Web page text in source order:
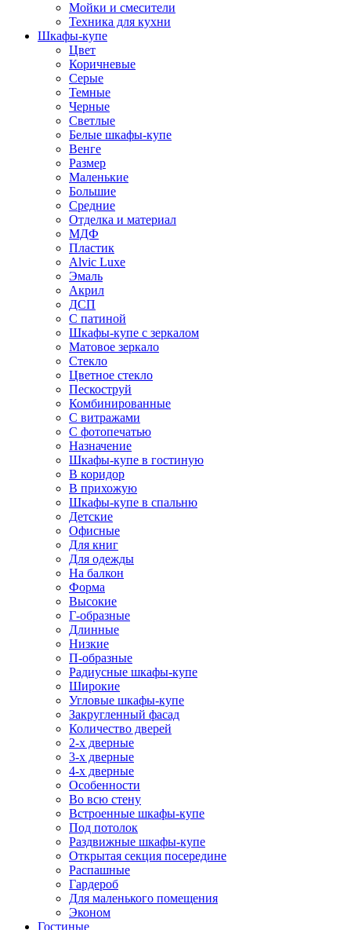
Мойки и смесители
Техника для кухни
Шкафы-купе
Цвет
Коричневые
Серые
Темные
Черные
Светлые
Белые шкафы-купе
Венге
Размер
Маленькие
Большие
Средние
Отделка и материал
МДФ
Пластик
Alvic Luxe
Эмаль
Акрил
ДСП
С патиной
Шкафы-купе с зеркалом
Матовое зеркало
Стекло
Цветное стекло
Пескоструй
Комбинированные
С витражами
С фотопечатью
Назначение
Шкафы-купе в гостиную
В коридор
В прихожую
Шкафы-купе в спальню
Детские
Офисные
Для книг
Для одежды
На балкон
Форма
Высокие
Г-образные
Длинные
Низкие
П-образные
Радиусные шкафы-купе
Широкие
Угловые шкафы-купе
Закругленный фасад
Количество дверей
2-х дверные
3-х дверные
4-х дверные
Особенности
Во всю стену
Встроенные шкафы-купе
Под потолок
Раздвижные шкафы-купе
Открытая секция посередине
Распашные
Гардероб
Для маленького помещения
Эконом
Гостиные